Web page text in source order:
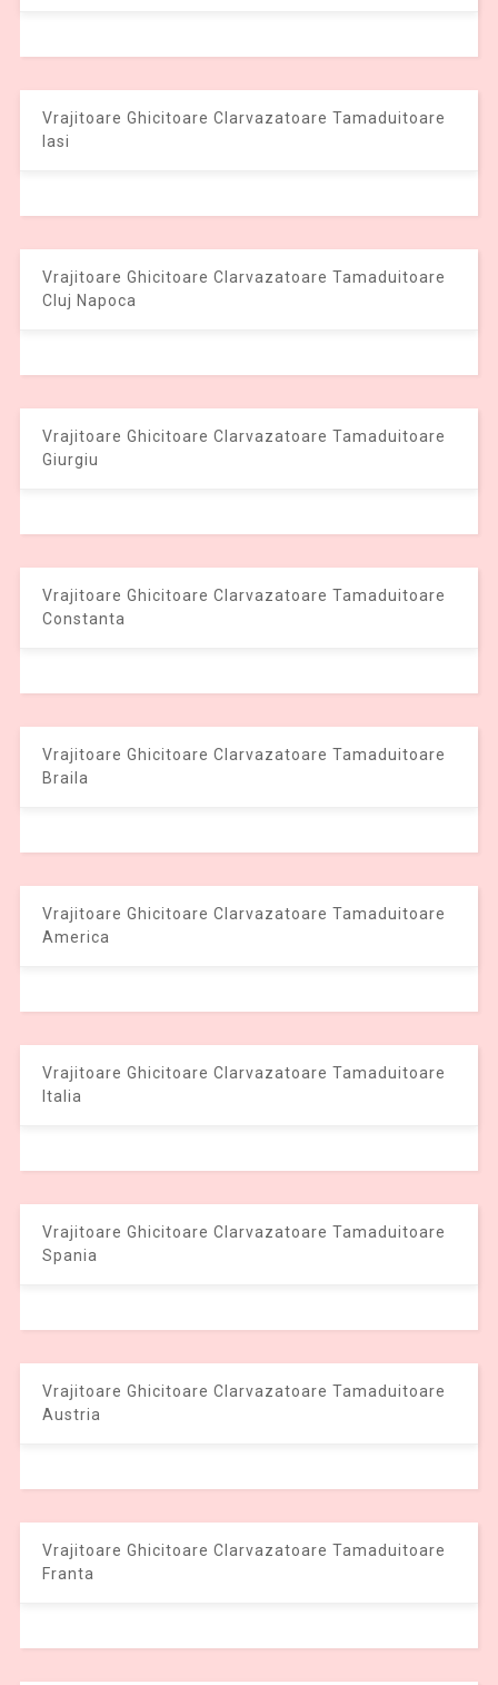
Vrajitoare Ghicitoare Clarvazatoare Tamaduitoare
Iasi
Vrajitoare Ghicitoare Clarvazatoare Tamaduitoare
Cluj Napoca
Vrajitoare Ghicitoare Clarvazatoare Tamaduitoare
Giurgiu
Vrajitoare Ghicitoare Clarvazatoare Tamaduitoare
Constanta
Vrajitoare Ghicitoare Clarvazatoare Tamaduitoare
Braila
Vrajitoare Ghicitoare Clarvazatoare Tamaduitoare
America
Vrajitoare Ghicitoare Clarvazatoare Tamaduitoare
Italia
Vrajitoare Ghicitoare Clarvazatoare Tamaduitoare
Spania
Vrajitoare Ghicitoare Clarvazatoare Tamaduitoare
Austria
Vrajitoare Ghicitoare Clarvazatoare Tamaduitoare
Franta